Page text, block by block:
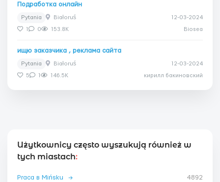
Подработка онлайн
Pytania Białoruś 12-03-2024
1 0 153.8K Biosea
ищю заказчика , реклама сайта
Pytania Białoruś 12-03-2024
5 1 146.5K кирилл бакиновский
Użytkownicy często wyszukują również w
tych miastach:
Praca в Mińsku → 4892